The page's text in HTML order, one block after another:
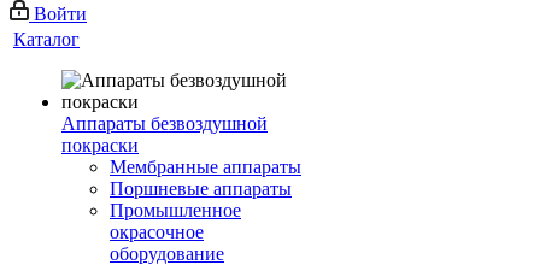
Войти
Каталог
Аппараты безвоздушной
покраски
Мембранные аппараты
Поршневые аппараты
Промышленное
окрасочное
оборудование